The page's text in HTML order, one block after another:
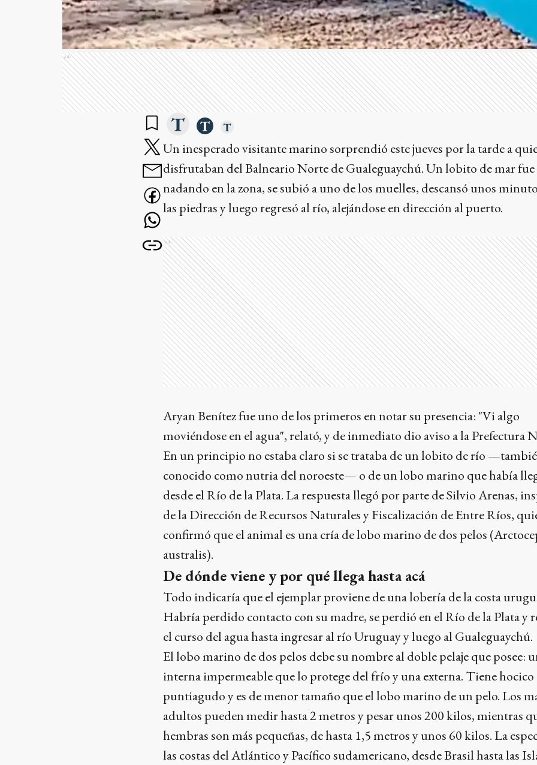
Ads
Un inesperado visitante marino sorprendió este jueves por la tarde a
disfrutaban del Balneario Norte de Gualeguaychú. Un lobito de mar
nadando en la zona, se subió a uno de los muelles, descansó unos
las piedras y luego regresó al río, alejándose en dirección al puerto.
Ads
Aryan Benítez fue uno de los primeros en notar su presencia: "Vi algo
moviéndose en el agua", relató, y de inmediato dio aviso a la Prefectura
En un principio no estaba claro si se trataba de un lobito de río
conocido como nutria del noroeste— o de un lobo marino que había
desde el Río de la Plata. La respuesta llegó por parte de Silvio Arenas,
de la Dirección de Recursos Naturales y Fiscalización de Entre Ríos,
confirmó que el animal es una cría de lobo marino de dos pelos
australis).
De dónde viene y por qué llega hasta acá
Todo indicaría que el ejemplar proviene de una lobería de la costa
Habría perdido contacto con su madre, se perdió en el Río de la Plata y
el curso del agua hasta ingresar al río Uruguay y luego al Gualeguaychú.
El lobo marino de dos pelos debe su nombre al doble pelaje que posee:
interna impermeable que lo protege del frío y una externa. Tiene hocico
puntiagudo y es de menor tamaño que el lobo marino de un pelo. Los
adultos pueden medir hasta 2 metros y pesar unos 200 kilos, mientras
hembras son más pequeñas, de hasta 1,5 metros y unos 60 kilos. La
las costas del Atlántico y Pacífico sudamericano, desde Brasil hasta las